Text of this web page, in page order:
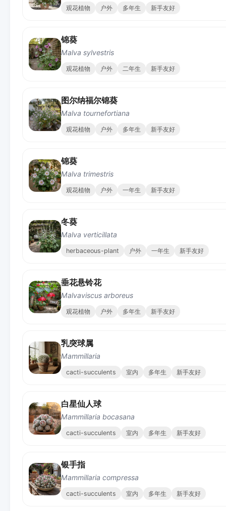
观花植物 户外 多年生 新手友好
锦葵
Malva sylvestris
观花植物 户外 二年生 新手友好
图尔纳福尔锦葵
Malva tournefortiana
观花植物 户外 多年生 新手友好
锦葵
Malva trimestris
观花植物 户外 一年生 新手友好
冬葵
Malva verticillata
herbaceous-plant 户外 一年生 新手友好
垂花悬铃花
Malvaviscus arboreus
观花植物 户外 多年生 新手友好
乳突球属
Mammillaria
cacti-succulents 室内 多年生 新手友好
白星仙人球
Mammillaria bocasana
cacti-succulents 室内 多年生 新手友好
银手指
Mammillaria compressa
cacti-succulents 室内 多年生 新手友好